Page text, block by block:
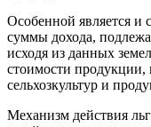
Особенной является и
суммы дохода,
исходя из данных
стоимости продукции,
сельхозкультур и
Механизм действия